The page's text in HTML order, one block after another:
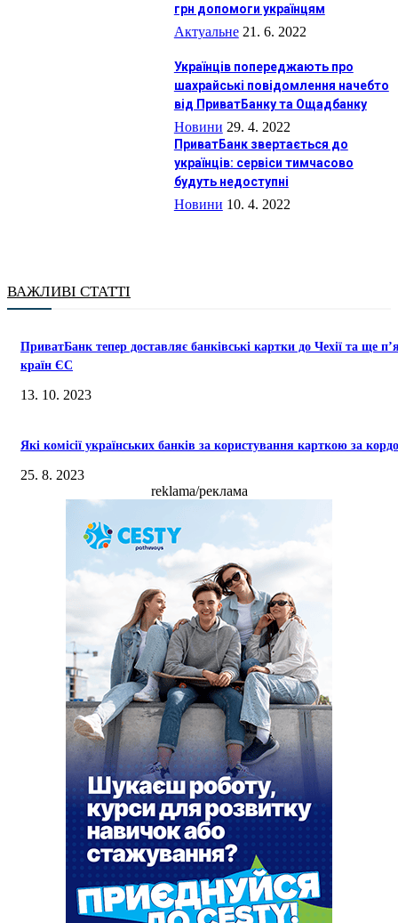
грн допомоги українцям
Актуальне 21. 6. 2022
Українців попереджають про
шахрайські повідомлення начебто
від ПриватБанку та Ощадбанку
Новини 29. 4. 2022
ПриватБанк звертається до
українців: сервіси тимчасово
будуть недоступні
Новини 10. 4. 2022
ВАЖЛИВІ СТАТТІ
ПриватБанк тепер доставляє банківські картки до Чехії та ще
країн ЄС
13. 10. 2023
Які комісії українських банків за користування карткою за
25. 8. 2023
reklama/реклама